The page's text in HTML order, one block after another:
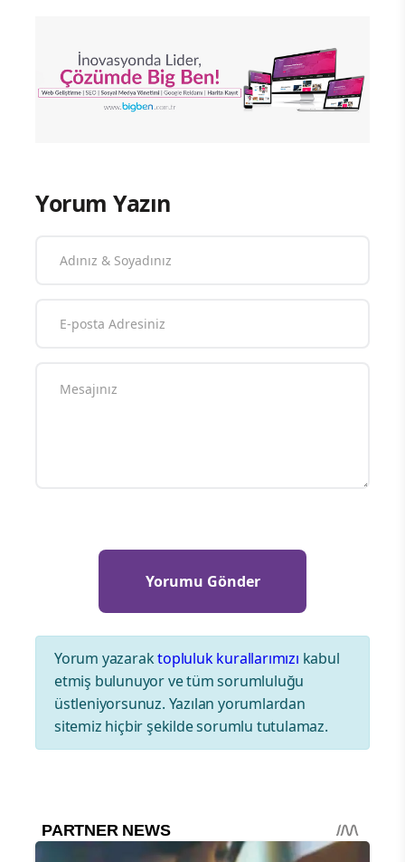
Yorum Yazın
Yorum yazaraktopluluk kurallarımızı kabul
etmiş bulunuyor ve tüm sorumluluğu
üstleniyorsunuz. Yazılan yorumlardan
sitemiz hiçbir şekilde sorumlu tutulamaz.